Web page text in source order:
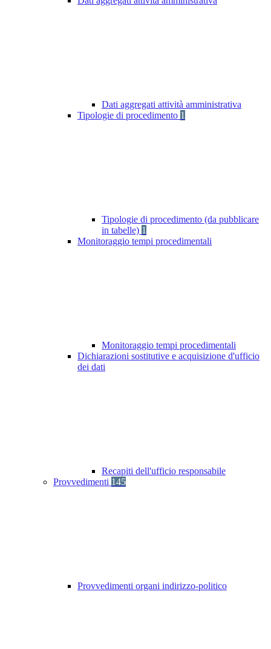
Dati aggregati attività amministrativa
Tipologie di procedimento 1
Tipologie di procedimento (da pubblicare
in tabelle) 1
Monitoraggio tempi procedimentali
Monitoraggio tempi procedimentali
Dichiarazioni sostitutive e acquisizione d'ufficio
dei dati
Recapiti dell'ufficio responsabile
Provvedimenti 145
Provvedimenti organi indirizzo-politico